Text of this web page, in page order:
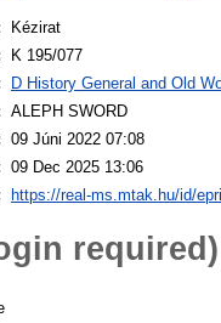
Kézirat
K 195/077
D History General and Old
ALEPH SWORD
09 Júni 2022 07:08
09 Dec 2025 13:06
https://real-ms.mtak.hu/id/
required)